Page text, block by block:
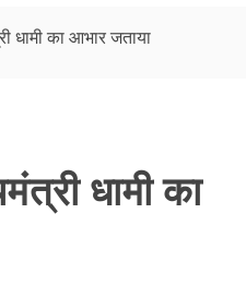
धामी का आभार जताया
धामी का